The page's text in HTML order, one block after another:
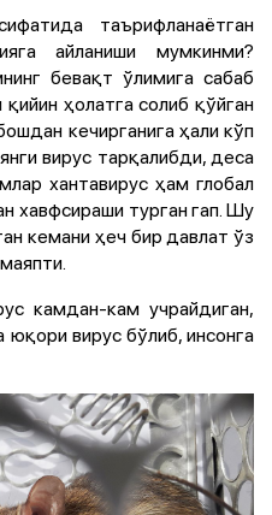
таърифланаётган
айланиши мумкинми?
бевақт ўлимига сабаб
ҳолатга солиб қўйган
кечирганига ҳали кўп
вирус тарқалибди, деса
хантавирус ҳам глобал
хавфсираши турган гап. Шу
кемани ҳеч бир давлат ўз
камдан-кам учрайдиган,
вирус бўлиб, инсонга